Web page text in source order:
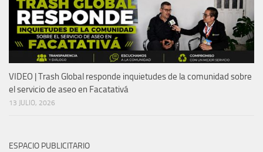
VIDEO | Trash Global responde inquietudes de la comunidad sobre
el servicio de aseo en Facatativá
13 JULIO, 2026
ESPACIO PUBLICITARIO